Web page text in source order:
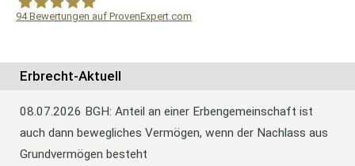
94Bewertungen auf ProvenExpert.com
Erbrecht-Aktuell
08.07.2026 BGH: Anteil an einer Erbengemeinschaft ist
auch dann bewegliches Vermögen, wenn der Nachlass aus
Grundvermögen besteht